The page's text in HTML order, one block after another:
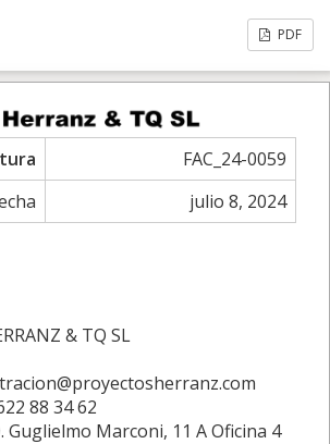
PDF
FAC_24-0059
julio 8, 2024
& TQ SL
88 34 62
Guglielmo Marconi, 11 A Oficina 4